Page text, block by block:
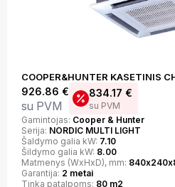
COOPER&HUNTER KASETINIS
926.86 €
su PVM
834.17 €
su PVM
Gamintojas: Cooper & Hunter
Serija: NORDIC MULTI LIGHT
Šaldymo galia kW: 7.10
Šildymo galia kW: 8.00
Matmenys (WxHxD), mm:
Garantija: 2 metai
Tinka patalpoms: 80 m2